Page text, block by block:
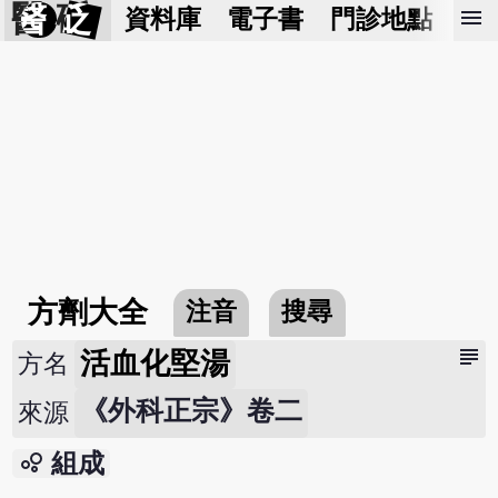
醫 砭 資料庫 電子書 門診地點 預
menu
方劑大全 注音 搜尋
subject
方名 活血化堅湯
來源 《外科正宗》卷二
bubble_chart 組成